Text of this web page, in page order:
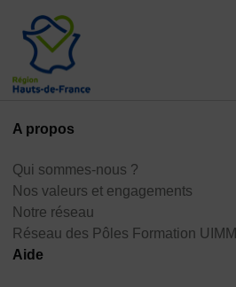
A propos
Qui sommes-nous ?
Nos valeurs et engagements
Notre réseau
Réseau des Pôles Formation UIMM
Aide